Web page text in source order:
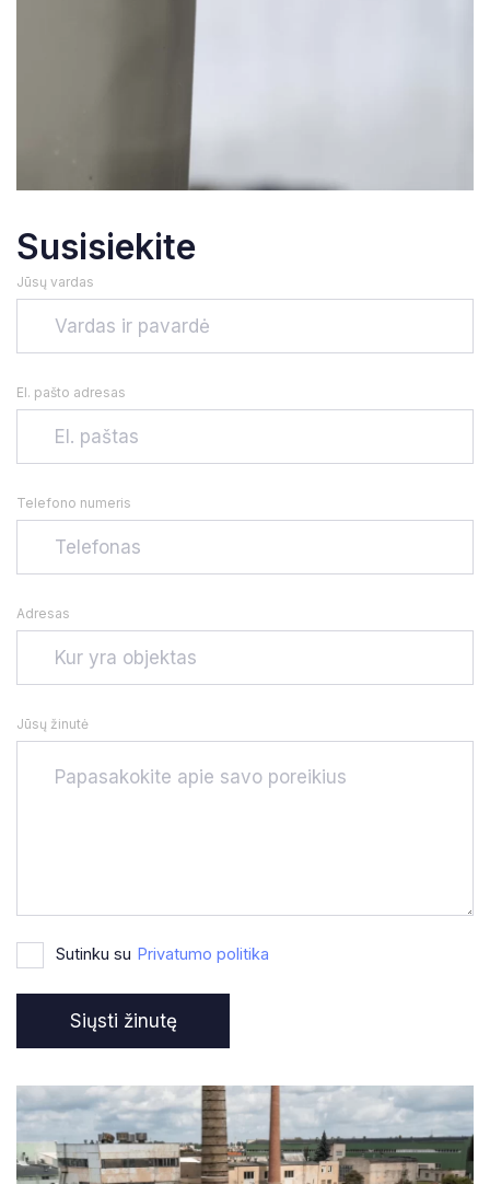
Susisiekite
Jūsų vardas
El. pašto adresas
Telefono numeris
Adresas
Jūsų žinutė
Sutinku su Privatumo politika